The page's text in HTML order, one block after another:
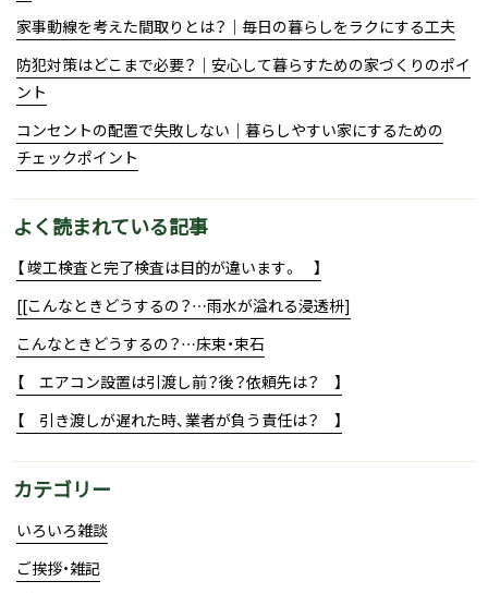
家事動線を考えた間取りとは？｜毎日の暮らしをラクにする工夫
防犯対策はどこまで必要？｜安心して暮らすための家づくりのポイ
ント
コンセントの配置で失敗しない｜暮らしやすい家にするための
チェックポイント
よく読まれている記事
【 竣工検査と完了検査は目的が違います。 】
[[こんなときどうするの？…雨水が溢れる浸透枡]
こんなときどうするの？…床束・束石
【 エアコン設置は引渡し前？後？依頼先は？ 】
【 引き渡しが遅れた時、業者が負う責任は？ 】
カテゴリー
いろいろ雑談
ご挨拶・雑記